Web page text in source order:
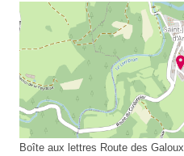
Boîte aux lettres Route des Galoux